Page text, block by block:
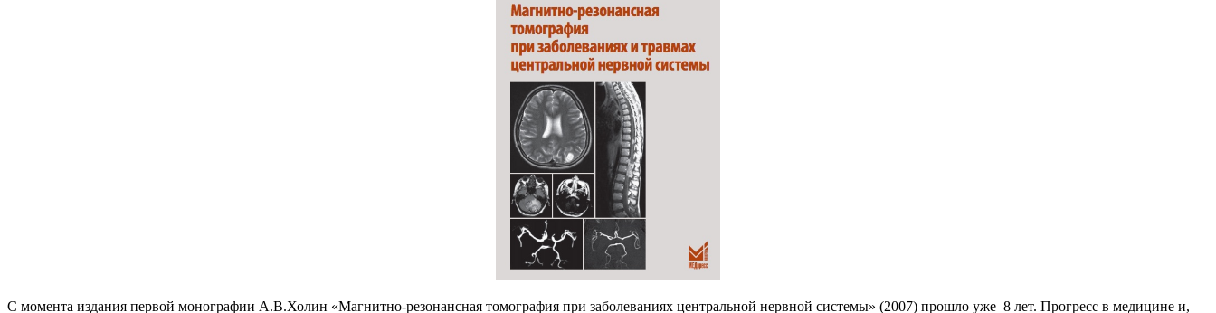
С момента издания первой монографии А.В.Холин «Магнитно-резонансная томография при заболеваниях центральной нервной системы» (2007) прошло уже 8 лет. Прогресс в медицине и,